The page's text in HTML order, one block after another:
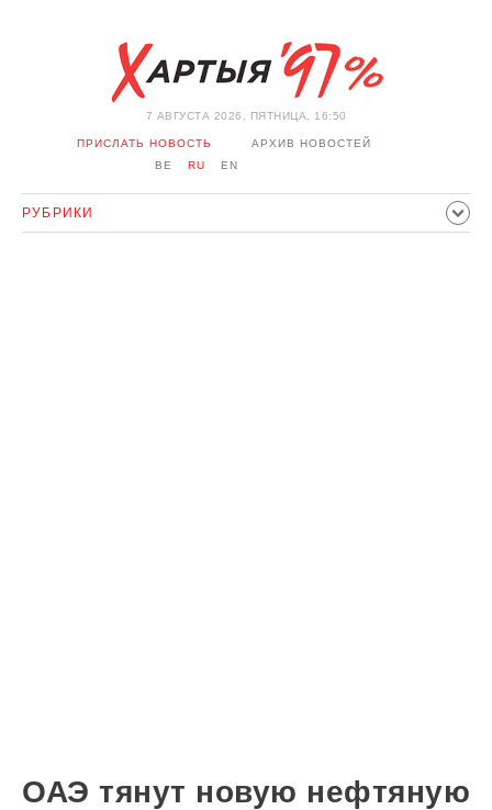
7 АВГУСТА 2026, ПЯТНИЦА, 16:50
ПРИСЛАТЬ НОВОСТЬ
АРХИВ НОВОСТЕЙ
BE
RU EN
РУБРИКИ
ОАЭ тянут новую нефтяную